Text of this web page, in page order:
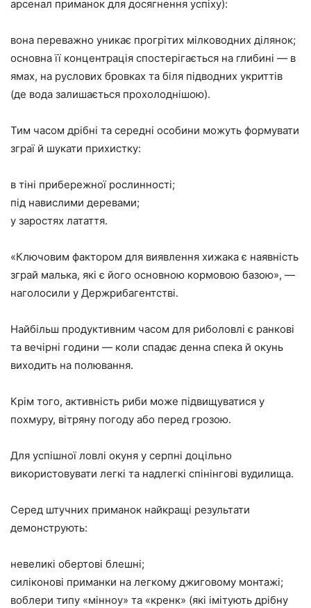
арсенал приманок для досягнення успіху):
вона переважно уникає прогрітих мілководних ділянок;
основна її концентрація спостерігається на глибині — в
ямах, на руслових бровках та біля підводних укриттів
(де вода залишається прохолоднішою).
Тим часом дрібні та середні особини можуть формувати
зграї й шукати прихистку:
в тіні прибережної рослинності;
під навислими деревами;
у заростях латаття.
«Ключовим фактором для виявлення хижака є наявність
зграй малька, які є його основною кормовою базою», —
наголосили у Держрибагентстві.
Найбільш продуктивним часом для риболовлі є ранкові
та вечірні години — коли спадає денна спека й окунь
виходить на полювання.
Крім того, активність риби може підвищуватися у
похмуру, вітряну погоду або перед грозою.
Для успішної ловлі окуня у серпні доцільно
використовувати легкі та надлегкі спінінгові вудилища.
Серед штучних приманок найкращі результати
демонструють:
невеликі обертові блешні;
силіконові приманки на легкому джиговому монтажі;
воблери типу «мінноу» та «кренк» (які імітують дрібну